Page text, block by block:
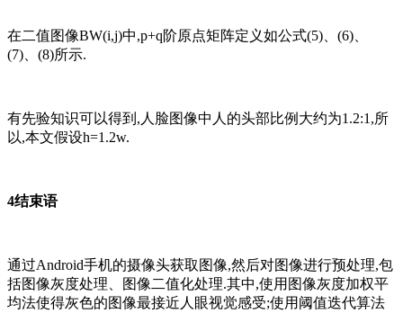
在二值图像BW(i,j)中,p+q阶原点矩阵定义如公式(5)、(6)、
(7)、(8)所示.
有先验知识可以得到,人脸图像中人的头部比例大约为1.2:1,所
以,本文假设h=1.2w.
4结束语
通过Android手机的摄像头获取图像,然后对图像进行预处理,包
括图像灰度处理、图像二值化处理.其中,使用图像灰度加权平
均法使得灰色的图像最接近人眼视觉感受;使用阈值迭代算法